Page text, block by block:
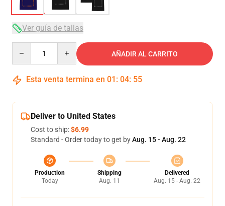
Ver guía de tallas
AÑADIR AL CARRITO
Esta venta termina en 01 : 04: 54
Deliver to United States
Cost to ship:$6.99
Standard - Order today to get byAug. 15 - Aug. 22
Production
Today
Shipping
Aug. 11
Delivered
Aug. 15 - Aug. 22